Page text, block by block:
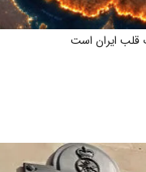
قلب ایران است